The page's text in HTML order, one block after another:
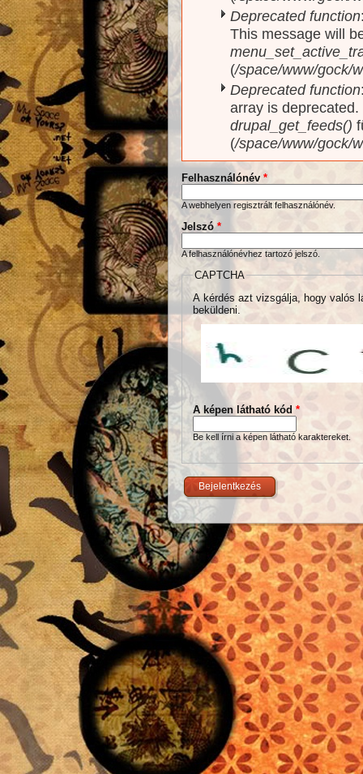
Deprecated function
This message will
(/space/www/gock/
Deprecated function
array is
drupal_get_feeds()
(/space/www/gock/
Felhasználónév *
A webhelyen regisztrált felhasználónév.
Jelszó*
A felhasználónévhez tartozó jelszó.
CAPTCHA
A kérdés azt vizsgálja, hogy valós
beküldeni.
A képen látható kód *
Be kell írni a képen látható karaktereket.